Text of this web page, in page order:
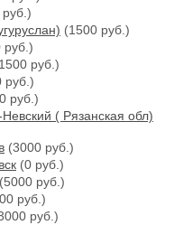
(1500 руб.)
руб.)
руб.)
руб.)
руб.)
( Рязанская обл)
(3000 руб.)
(0 руб.)
(5000 руб.)
руб.)
руб.)